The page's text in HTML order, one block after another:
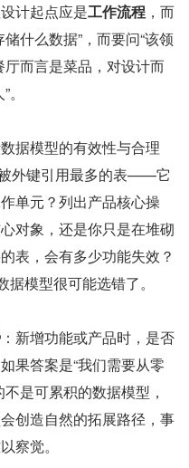
计起点应是工作流程 ，而
什么数据”，而要问“该领
厅而言是菜品，对设计而
据模型的有效性与合理
外键引用最多的表——它
单元？列出产品核心操
对象，还是你只是在堆砌
表，会有多少功能失效？
据模型很可能选错了。
：新增功能或产品时，是否
果答案是“我们需要从零
是可累积的数据模型，
创造自然的拓展路径，事
察觉。